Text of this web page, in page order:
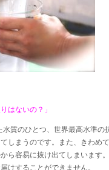
はないの？」
質のひとつ、世界最高水準の
しまうのです。また、きわめ
ら容易に抜け出てしまいます
けすることができません。